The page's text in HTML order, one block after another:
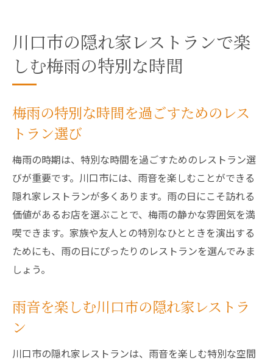
川口市の隠れ家レストランで楽
しむ梅雨の特別な時間
梅雨の特別な時間を過ごすためのレス
トラン選び
梅雨の時期は、特別な時間を過ごすためのレストラン選
びが重要です。川口市には、雨音を楽しむことができる
隠れ家レストランが多くあります。雨の日にこそ訪れる
価値があるお店を選ぶことで、梅雨の静かな雰囲気を満
喫できます。家族や友人との特別なひとときを演出する
ためにも、雨の日にぴったりのレストランを選んでみま
しょう。
雨音を楽しむ川口市の隠れ家レストラ
ン
川口市の隠れ家レストランは、雨音を楽しむ特別な空間